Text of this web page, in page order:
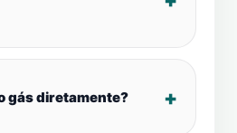
gás diretamente?